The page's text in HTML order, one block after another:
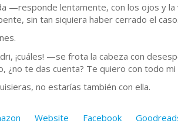
—responde lentamente, con los ojos y
sin tan siquiera haber cerrado el
¡cuáles! —se frota la cabeza con
¿no te das cuenta? Te quiero con todo
no estarías también con ella.
Website Facebook